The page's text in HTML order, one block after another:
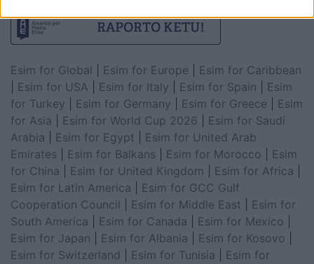
Esim for Global Esim for Europe
Esim for Caribbean
Esim for USA Esim for Italy Esim for Spain
Esim
for Turkey
Esim for Germany Esim for Greece
Esim
for Asia
Esim for World Cup 2026
Esim for Saudi
Arabia
Esim for Egypt
Esim for United Arab
Emirates
Esim for Balkans Esim for Morocco
Esim
for China
Esim for United Kingdom Esim for Africa
Esim for Latin America
Esim for GCC Gulf
Cooperation Council
Esim for Middle East
Esim for
South America
Esim for Canada Esim for Mexico
Esim for Japan
Esim for Albania Esim for Kosovo
Esim for Switzerland
Esim for Tunisia
Esim for